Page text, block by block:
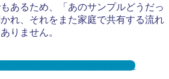
あるため、「あのサンプルどうだっ
れ、それをまた家庭で共有する流れ
りません。
？メリット３選と事例を紹介